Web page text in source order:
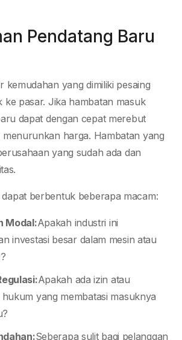
Pendatang Baru
kemudahan yang dimiliki pesaing
ke pasar. Jika hambatan masuk
dapat dengan cepat merebut
menurunkan harga. Hambatan yang
yang sudah ada dan
berbentuk beberapa macam:
Modal:Apakah industri ini
investasi besar dalam mesin atau
Apakah ada izin atau
yang membatasi masuknya
Seberapa sulit bagi pelanggan